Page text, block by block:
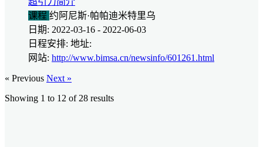
课程 约阿尼斯·帕帕迪米特里乌
日期: 2022-03-16 - 2022-06-03
日程安排: 地址:
网站: http://www.bimsa.cn/newsinfo/601261.html
« Previous Next »
Showing 1 to 12 of 28 results